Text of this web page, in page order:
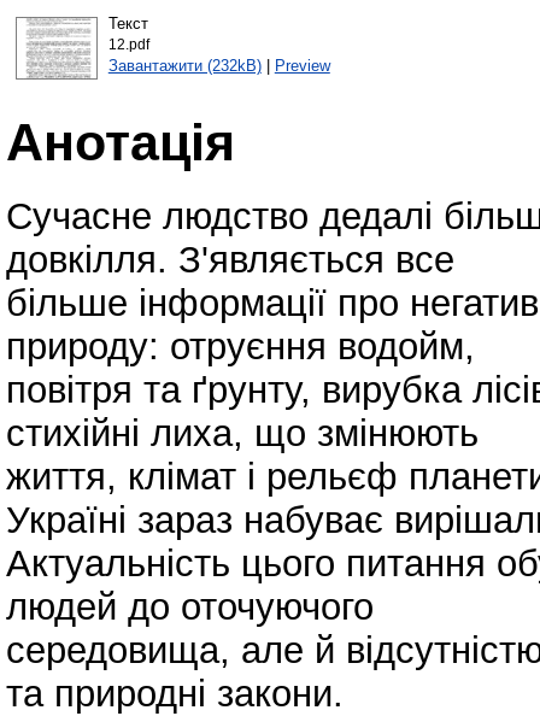
Текст
12.pdf
Завантажити (232kB)| Preview
Анотація
Сучасне людство дедалі
довкілля. З'являється все
більше інформації про
природу: отруєння водойм,
повітря та ґрунту, вирубка
стихійні лиха, що змінюють
життя, клімат і рельєф
Україні зараз набуває
Актуальність цього питання
людей до оточуючого
середовища, але й
та природні закони.